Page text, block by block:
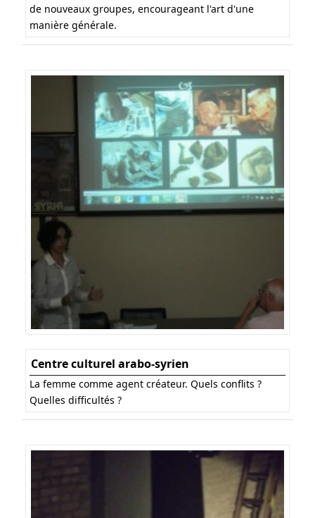
de nouveaux groupes, encourageant l'art d'une
manière générale.
Centre culturel arabo-syrien
La femme comme agent créateur. Quels conflits ?
Quelles difficultés ?